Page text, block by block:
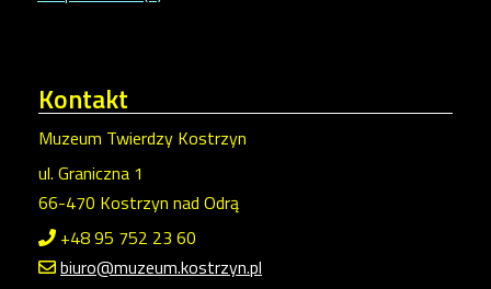
Kontakt
Muzeum Twierdzy Kostrzyn
ul. Graniczna 1
66-470 Kostrzyn nad Odrą
+48 95 752 23 60
biuro@muzeum.kostrzyn.pl